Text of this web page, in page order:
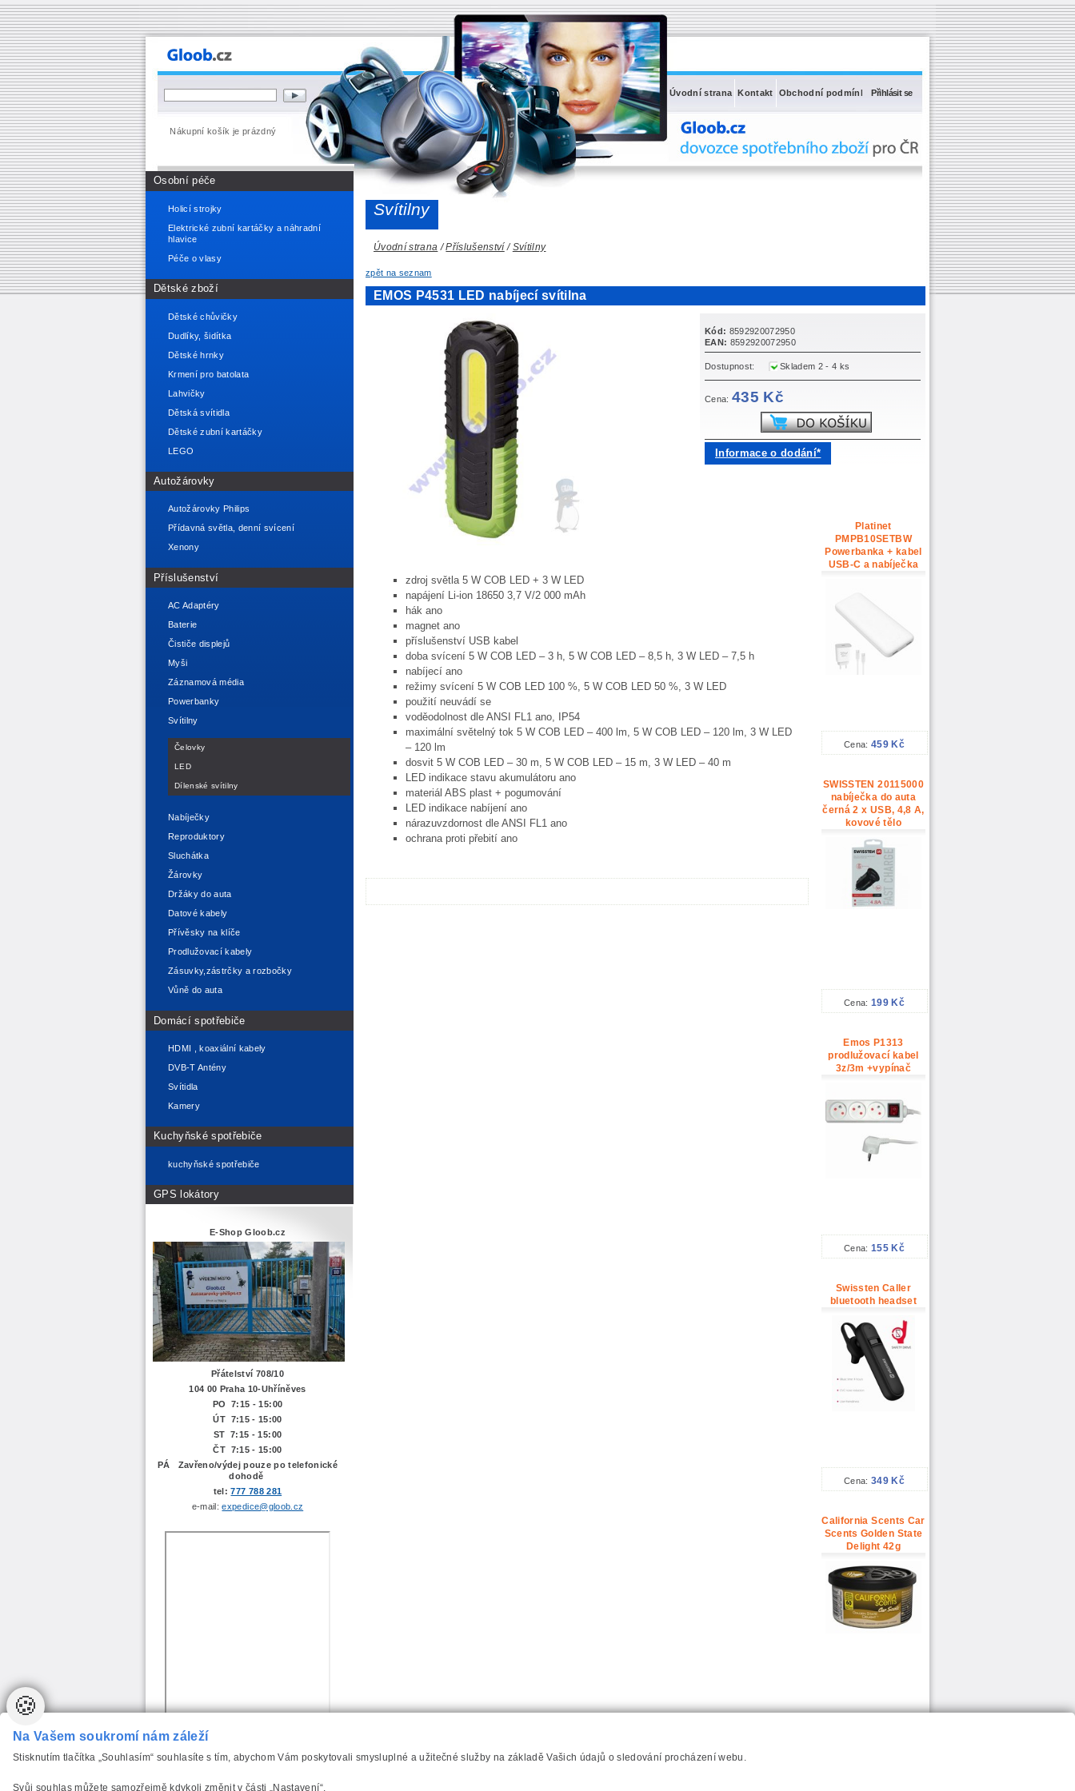
Přihlásit se
Úvodní strana Kontakt Obchodní podmínky
Nákupní košík je prázdný
Osobní péče
Holicí strojky
Elektrické zubní kartáčky a náhradní
hlavice
Péče o vlasy
Dětské zboží
Dětské chůvičky
Dudlíky, šidítka
Dětské hrnky
Krmení pro batolata
Lahvičky
Dětská svítidla
Dětské zubní kartáčky
LEGO
Autožárovky
Autožárovky Philips
Přídavná světla, denní svícení
Xenony
Příslušenství
AC Adaptéry
Baterie
Čističe displejů
Myši
Záznamová média
Powerbanky
Svítilny
Čelovky
LED
Dílenské svítilny
Nabíječky
Reproduktory
Sluchátka
Žárovky
Držáky do auta
Datové kabely
Přívěsky na klíče
Prodlužovací kabely
Zásuvky,zástrčky a rozbočky
Vůně do auta
Domácí spotřebiče
HDMI , koaxiální kabely
DVB-T Antény
Svítidla
Kamery
Kuchyňské spotřebiče
kuchyňské spotřebiče
GPS lokátory
E-Shop Gloob.cz
Přátelství 708/10
104 00 Praha 10-Uhříněves
PO 7:15 - 15:00
ÚT 7:15 - 15:00
ST 7:15 - 15:00
ČT 7:15 - 15:00
PÁ Zavřeno/výdej pouze po telefonické
dohodě
tel:777 788 281
e-mail:expedice@gloob.cz
Svítilny
Úvodní strana /Příslušenství /Svítilny
zpět na seznam
EMOS P4531 LED nabíjecí svítilna
Kód: 8592920072950
EAN: 8592920072950
Dostupnost: Skladem 2 - 4 ks
Cena:435 Kč
Informace o dodání*
Platinet
PMPB10SETBW
Powerbanka + kabel
USB-C a nabíječka
Cena: 459 Kč
SWISSTEN 20115000
nabíječka do auta
černá 2 x USB, 4,8 A,
kovové tělo
Cena: 199 Kč
Emos P1313
prodlužovací kabel
3z/3m +vypínač
Cena: 155 Kč
Swissten Caller
bluetooth headset
Cena: 349 Kč
California Scents Car
Scents Golden State
Delight 42g
zdroj světla 5 W COB LED + 3 W LED
napájení Li-ion 18650 3,7 V/2 000 mAh
hák ano
magnet ano
příslušenství USB kabel
doba svícení 5 W COB LED – 3 h, 5 W COB LED – 8,5 h, 3 W LED – 7,5 h
nabíjecí ano
režimy svícení 5 W COB LED 100 %, 5 W COB LED 50 %, 3 W LED
použití neuvádí se
voděodolnost dle ANSI FL1 ano, IP54
maximální světelný tok 5 W COB LED – 400 lm, 5 W COB LED – 120 lm, 3 W LED
– 120 lm
dosvit 5 W COB LED – 30 m, 5 W COB LED – 15 m, 3 W LED – 40 m
LED indikace stavu akumulátoru ano
materiál ABS plast + pogumování
LED indikace nabíjení ano
nárazuvzdornost dle ANSI FL1 ano
ochrana proti přebití ano
🍪
Na Vašem soukromí nám záleží
Stisknutím tlačítka „Souhlasím“ souhlasíte s tím, abychom Vám poskytovali smysluplné a užitečné služby na základě Vašich údajů o sledování procházení webu.
Svůj souhlas můžete samozřejmě kdykoli změnit v části „Nastavení“.